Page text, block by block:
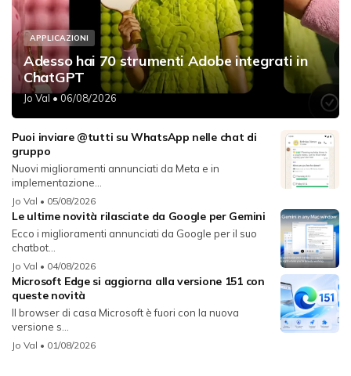
APPLICAZIONI
Adesso hai 70 strumenti Adobe integrati in
ChatGPT
Jo Val • 06/08/2026
Puoi inviare @tutti su WhatsApp nelle chat di
gruppo
Nuovi miglioramenti annunciati da Meta e in
implementazione...
Jo Val • 05/08/2026
Le ultime novità rilasciate da Google per Gemini
Ecco i miglioramenti annunciati da Google per il suo
chatbot...
Jo Val • 04/08/2026
Microsoft Edge si aggiorna alla versione 151 con
queste novità
Il browser di casa Microsoft è fuori con la nuova
versione s...
Jo Val • 01/08/2026